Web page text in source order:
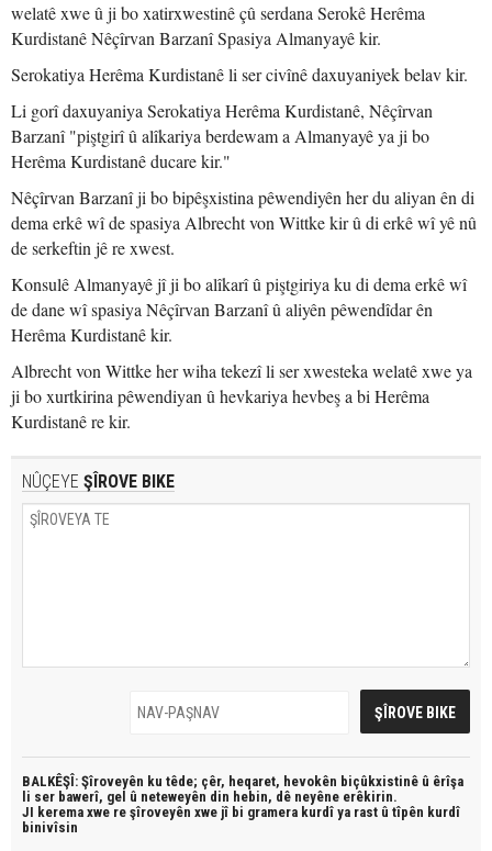
welatê xwe û ji bo xatirxwestinê çû serdana Serokê Herêma
Kurdistanê Nêçîrvan Barzanî Spasiya Almanyayê kir.
Serokatiya Herêma Kurdistanê li ser civînê daxuyaniyek belav kir.
Li gorî daxuyaniya Serokatiya Herêma Kurdistanê, Nêçîrvan
Barzanî "piştgirî û alîkariya berdewam a Almanyayê ya ji bo
Herêma Kurdistanê ducare kir."
Nêçîrvan Barzanî ji bo bipêşxistina pêwendiyên her du aliyan ên di
dema erkê wî de spasiya Albrecht von Wittke kir û di erkê wî yê nû
de serkeftin jê re xwest.
Konsulê Almanyayê jî ji bo alîkarî û piştgiriya ku di dema erkê wî
de dane wî spasiya Nêçîrvan Barzanî û aliyên pêwendîdar ên
Herêma Kurdistanê kir.
Albrecht von Wittke her wiha tekezî li ser xwesteka welatê xwe ya
ji bo xurtkirina pêwendiyan û hevkariya hevbeş a bi Herêma
Kurdistanê re kir.
NÛÇEYE ŞÎROVE BIKE
BALKÊŞÎ: Şîroveyên ku têde; çêr, heqaret, hevokên biçûkxistinê û êrîşa
li ser bawerî, gel û neteweyên din hebin, dê neyêne erêkirin.
JI kerema xwe re şîroveyên xwe jî bi gramera kurdî ya rast û tîpên kurdî
binivîsin